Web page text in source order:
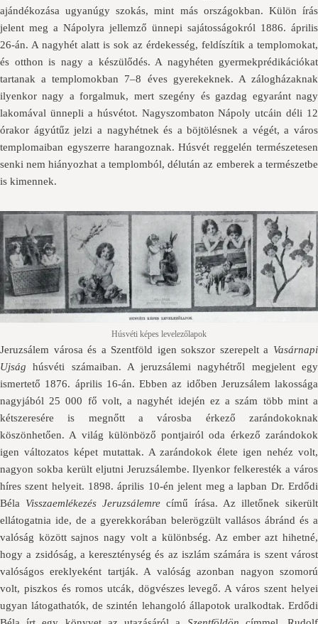
ajándékozása ugyanúgy szokás, mint más országokban. Külön írás
jelent meg a Nápolyra jellemző ünnepi sajátosságokról 1886. április
26-án. A nagyhét alatt is sok az érdekesség, feldíszítik a templomokat,
és otthon is nagy a készülődés. A nagyhéten gyermekprédikációkat
tartanak a templomokban 7–8 éves gyerekeknek. A zálogházaknak
ilyenkor nagy a forgalmuk, mert szegény és gazdag egyaránt nagy
lakomával ünnepli a húsvétot. Nagyszombaton Nápoly utcáin déli 12
órakor ágyútűz jelzi a nagyhétnek és a böjtölésnek a végét, a város
templomaiban egyszerre harangoznak. Húsvét reggelén természetesen
senki nem hiányozhat a templomból, délután az emberek a természetbe
is kimennek.
Húsvéti képes levelezőlapok
Jeruzsálem városa és a Szentföld igen sokszor szerepelt a Vasárnapi
Ujság húsvéti számaiban. A jeruzsálemi nagyhétről megjelent egy
ismertető 1876. április 16-án. Ebben az időben Jeruzsálem lakossága
nagyjából 25 000 fő volt, a nagyhét idején ez a szám több mint a
kétszeresére is megnőtt a városba érkező zarándokoknak
köszönhetően. A világ különböző pontjairól oda érkező zarándokok
igen változatos képet mutattak. A zarándokok élete igen nehéz volt,
nagyon sokba került eljutni Jeruzsálembe. Ilyenkor felkeresték a város
híres szent helyeit. 1898. április 10-én jelent meg a lapban Dr. Erdődi
Béla Visszaemlékezés Jeruzsálemre című írása. Az illetőnek sikerült
ellátogatnia ide, de a gyerekkorában belerögzült vallásos ábránd és a
valóság között sajnos nagy volt a különbség. Az ember azt hihetné,
hogy a zsidóság, a kereszténység és az iszlám számára is szent várost
valóságos ereklyeként tartják. A valóság azonban nagyon szomorú
volt, piszkos és romos utcák, dögvészes levegő. A város szent helyei
ugyan látogathatók, de szintén lehangoló állapotok uralkodtak. Erdődi